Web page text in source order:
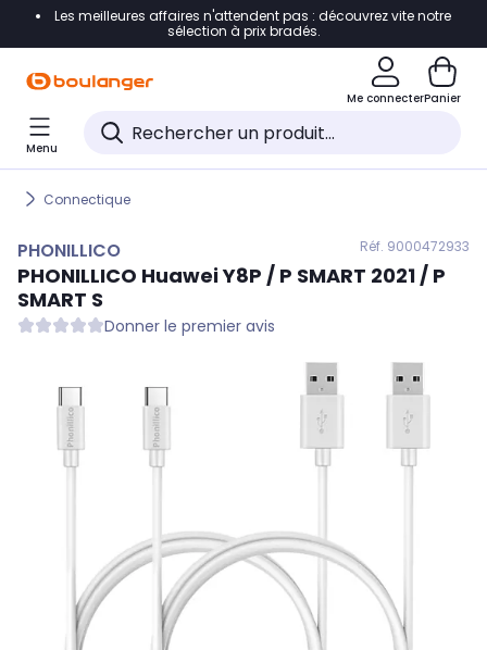
Accéder directement à la navigation
Accéder directement au pied de page
Accéder directement au chatbot
Les meilleures affaires n'attendent pas : découvrez vite notre
sélection à prix bradés.
Me connecterPanier
Menu
Connectique
PHONILLICO Réf. 9000472933
PHONILLICO Huawei Y8P / P SMART 2021 / P
SMART S
Donner le premier avis